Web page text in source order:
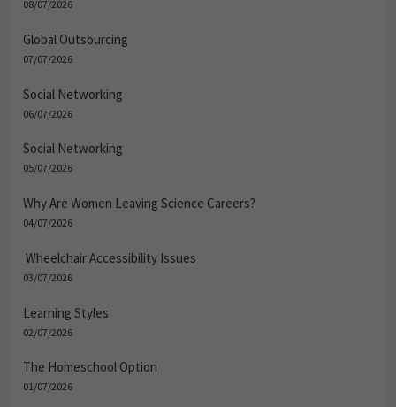
08/07/2026
Global Outsourcing
07/07/2026
Social Networking
06/07/2026
Social Networking
05/07/2026
Why Are Women Leaving Science Careers?
04/07/2026
Wheelchair Accessibility Issues
03/07/2026
Learning Styles
02/07/2026
The Homeschool Option
01/07/2026